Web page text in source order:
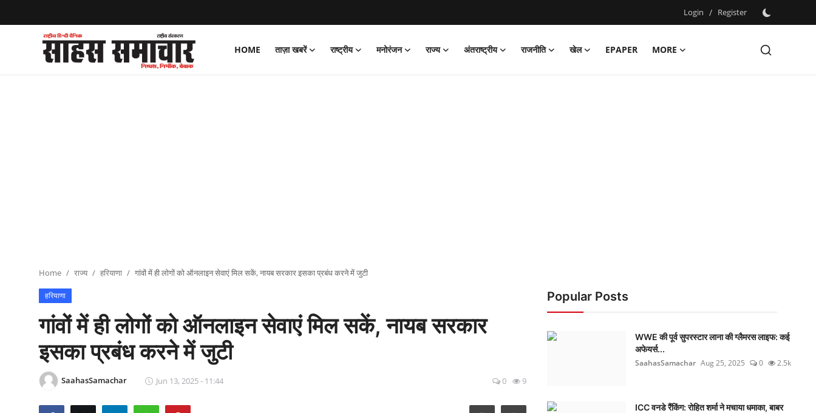
Login / Register
HOME ताज़ा खबरें राष्ट्रीय मनोरंजन राज्य अंतराष्ट्रीय राजनीति खेल EPAPER
MORE
Register
Home राज्य हरियाणा गांवों में ही लोगों को ऑनलाइन सेवाएं मिल सकें, नायब सरकार इसका प्रबंध करने में जुटी
हरियाणा
गांवों में ही लोगों को ऑनलाइन सेवाएं मिल सकें, नायब सरकार
इसका प्रबंध करने में जुटी
SaahasSamachar Jun 13, 2025 - 11:44 0 9
Popular Posts
WWE की पूर्व सुपरस्टार लाना की ग्लैमरस लाइफ: कई
अफेयर्स...
SaahasSamachar Aug 25, 2025 0 2.5k
ICC वनडे रैंकिंग: रोहित शर्मा ने मचाया धमाका, बाबर